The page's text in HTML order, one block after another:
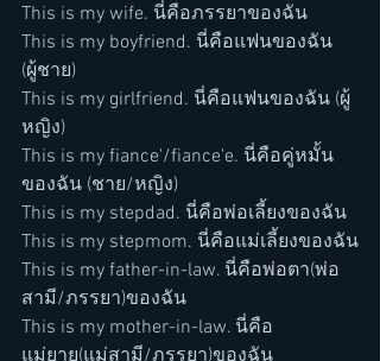
This is my wife. นี่คือภรรยาของฉัน
This is my boyfriend. นี่คือแฟนของฉัน
(ผู้ชาย)
This is my girlfriend. นี่คือแฟนของฉัน (ผู้
หญิง)
This is my fiance'/fiance'e. นี่คือคู่หมั้น
ของฉัน (ชาย/หญิง)
This is my stepdad. นี่คือพ่อเลี้ยงของฉัน
This is my stepmom. นี่คือแม่เลี้ยงของฉัน
This is my father-in-law. นี่คือพ่อตา(พ่อ
สามี/ภรรยา)ของฉัน
This is my mother-in-law. นี่คือ